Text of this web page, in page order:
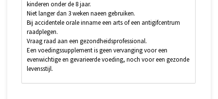
kinderen onder de 8 jaar.
Niet langer dan 3 weken naeen gebruiken.
Bij accidentele orale inname een arts of een antigifcentrum
raadplegen.
Vraag raad aan een gezondheidsprofessional.
Een voedingssupplement is geen vervanging voor een
evenwichtige en gevarieerde voeding, noch voor een gezonde
levensstijl.